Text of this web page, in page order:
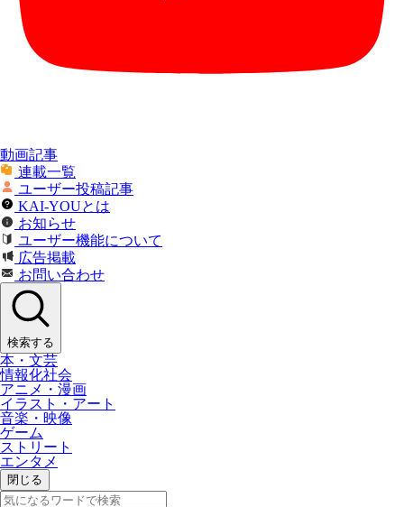
動画記事
連載一覧
ユーザー投稿記事
KAI-YOUとは
お知らせ
ユーザー機能について
広告掲載
お問い合わせ
検索する
本・文芸
情報化社会
アニメ・漫画
イラスト・アート
音楽・映像
ゲーム
ストリート
エンタメ
閉じる